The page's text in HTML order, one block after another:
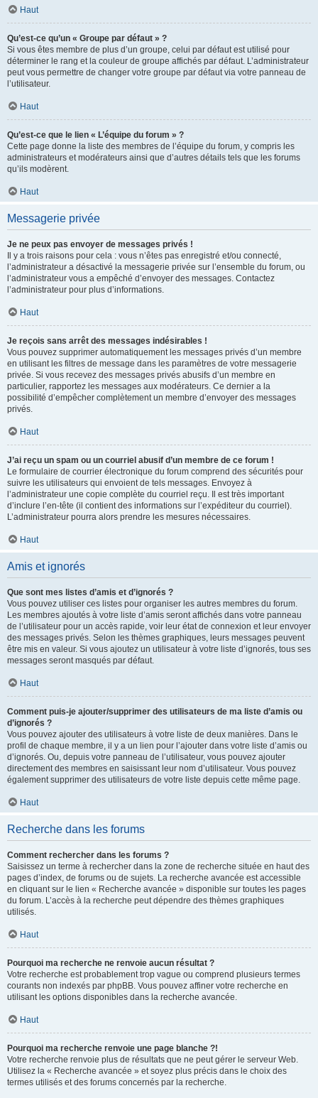
Haut
Qu’est-ce qu’un « Groupe par défaut » ?
Si vous êtes membre de plus d’un groupe, celui par défaut est utilisé pour
déterminer le rang et la couleur de groupe affichés par défaut. L’administrateur
peut vous permettre de changer votre groupe par défaut via votre panneau de
l’utilisateur.
Haut
Qu’est-ce que le lien « L’équipe du forum » ?
Cette page donne la liste des membres de l’équipe du forum, y compris les
administrateurs et modérateurs ainsi que d’autres détails tels que les forums
qu’ils modèrent.
Haut
Messagerie privée
Je ne peux pas envoyer de messages privés !
Il y a trois raisons pour cela : vous n’êtes pas enregistré et/ou connecté,
l’administrateur a désactivé la messagerie privée sur l’ensemble du forum, ou
l’administrateur vous a empêché d’envoyer des messages. Contactez
l’administrateur pour plus d’informations.
Haut
Je reçois sans arrêt des messages indésirables !
Vous pouvez supprimer automatiquement les messages privés d’un membre
en utilisant les filtres de message dans les paramètres de votre messagerie
privée. Si vous recevez des messages privés abusifs d’un membre en
particulier, rapportez les messages aux modérateurs. Ce dernier a la
possibilité d’empêcher complètement un membre d’envoyer des messages
privés.
Haut
J’ai reçu un spam ou un courriel abusif d’un membre de ce forum !
Le formulaire de courrier électronique du forum comprend des sécurités pour
suivre les utilisateurs qui envoient de tels messages. Envoyez à
l’administrateur une copie complète du courriel reçu. Il est très important
d’inclure l’en-tête (il contient des informations sur l’expéditeur du courriel).
L’administrateur pourra alors prendre les mesures nécessaires.
Haut
Amis et ignorés
Que sont mes listes d’amis et d’ignorés ?
Vous pouvez utiliser ces listes pour organiser les autres membres du forum.
Les membres ajoutés à votre liste d’amis seront affichés dans votre panneau
de l’utilisateur pour un accès rapide, voir leur état de connexion et leur envoyer
des messages privés. Selon les thèmes graphiques, leurs messages peuvent
être mis en valeur. Si vous ajoutez un utilisateur à votre liste d’ignorés, tous ses
messages seront masqués par défaut.
Haut
Comment puis-je ajouter/supprimer des utilisateurs de ma liste d’amis ou
d’ignorés ?
Vous pouvez ajouter des utilisateurs à votre liste de deux manières. Dans le
profil de chaque membre, il y a un lien pour l’ajouter dans votre liste d’amis ou
d’ignorés. Ou, depuis votre panneau de l’utilisateur, vous pouvez ajouter
directement des membres en saisissant leur nom d’utilisateur. Vous pouvez
également supprimer des utilisateurs de votre liste depuis cette même page.
Haut
Recherche dans les forums
Comment rechercher dans les forums ?
Saisissez un terme à rechercher dans la zone de recherche située en haut des
pages d’index, de forums ou de sujets. La recherche avancée est accessible
en cliquant sur le lien « Recherche avancée » disponible sur toutes les pages
du forum. L’accès à la recherche peut dépendre des thèmes graphiques
utilisés.
Haut
Pourquoi ma recherche ne renvoie aucun résultat ?
Votre recherche est probablement trop vague ou comprend plusieurs termes
courants non indexés par phpBB. Vous pouvez affiner votre recherche en
utilisant les options disponibles dans la recherche avancée.
Haut
Pourquoi ma recherche renvoie une page blanche ?!
Votre recherche renvoie plus de résultats que ne peut gérer le serveur Web.
Utilisez la « Recherche avancée » et soyez plus précis dans le choix des
termes utilisés et des forums concernés par la recherche.